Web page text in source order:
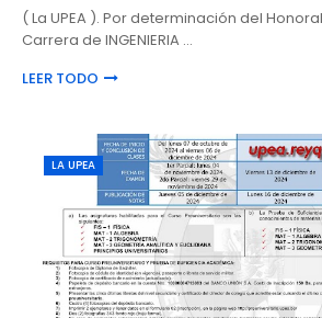
( La UPEA ). Por determinación del
Carrera de INGENIERIA …
LEER TODO
LA UPEA